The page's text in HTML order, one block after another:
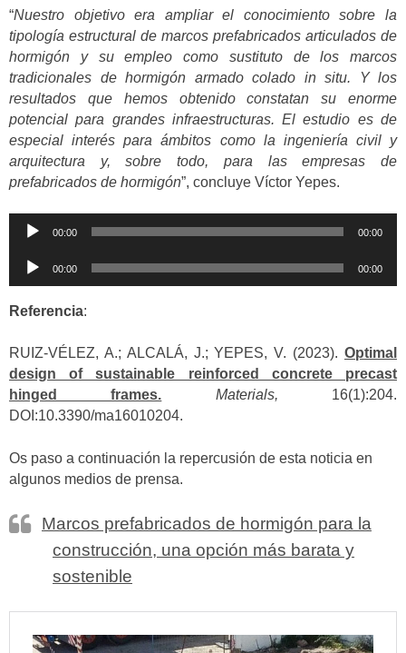
“Nuestro objetivo era ampliar el conocimiento sobre la
tipología estructural de marcos prefabricados articulados de
hormigón y su empleo como sustituto de los marcos
tradicionales de hormigón armado colado in situ. Y los
resultados que hemos obtenido constatan su enorme
potencial para grandes infraestructuras. El estudio es de
especial interés para ámbitos como la ingeniería civil y
arquitectura y, sobre todo, para las empresas de
prefabricados de hormigón”, concluye Víctor Yepes.
Reproductor
audio
00:00 00:00
Reproductor
00:00 00:00
Referencia:
RUIZ-VÉLEZ, A.; ALCALÁ, J.; YEPES, V. (2023). Optimal
design of sustainable reinforced concrete precast
hinged frames.
Materials, 16(1):204.
DOI:10.3390/ma16010204.
Os paso a continuación la repercusión de esta noticia en
algunos medios de prensa.
Marcos prefabricados de hormigón para la
construcción, una opción más barata y
sostenible